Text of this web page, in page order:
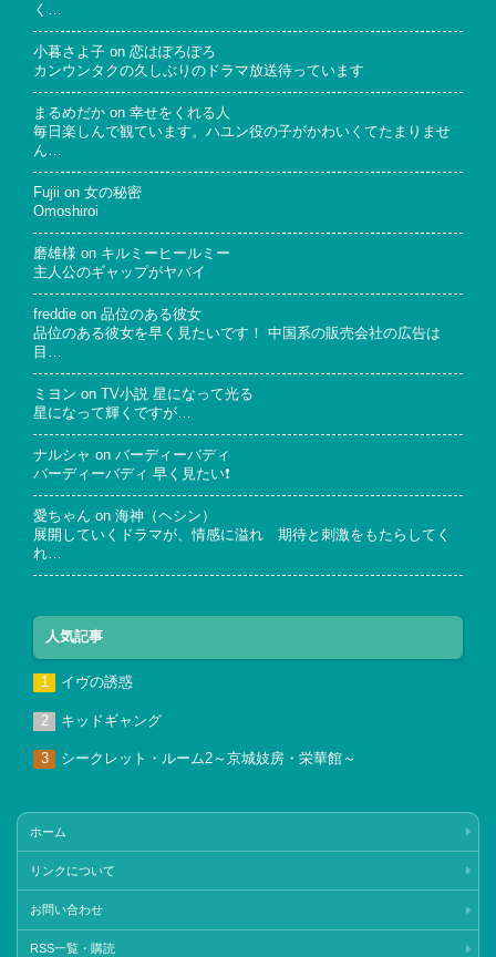
く…
小暮さよ子 on 恋はぽろぽろ
カンウンタクの久しぶりのドラマ放送待っています
まるめだか on 幸せをくれる人
毎日楽しんで観ています。ハユン役の子がかわいくてたまりませ
ん…
Fujii on 女の秘密
Omoshiroi
磨雄様 on キルミーヒールミー
主人公のギャップがヤバイ
freddie on 品位のある彼女
品位のある彼女を早く見たいです！ 中国系の販売会社の広告は
目…
ミヨン on TV小説 星になって光る
星になって輝くですが…
ナルシャ on バーディーバディ
バーディーバディ 早く見たい❗
愛ちゃん on 海神（ヘシン）
展開していくドラマが、情感に溢れ 期待と刺激をもたらしてく
れ…
人気記事
イヴの誘惑
キッドギャング
シークレット・ルーム2～京城妓房・栄華館～
ホーム
リンクについて
お問い合わせ
RSS一覧・購読